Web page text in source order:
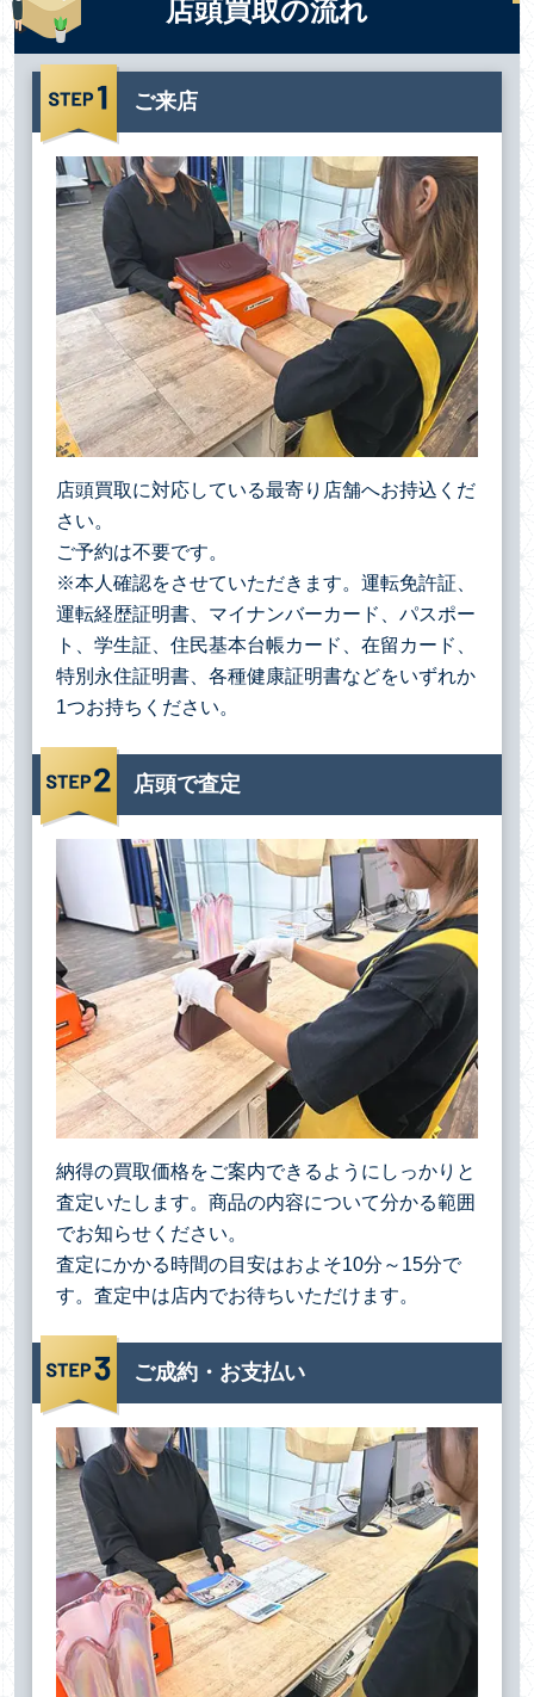
店頭買取の流れ
ご来店
店頭買取に対応している最寄り店舗へお持込くだ
さい。
ご予約は不要です。
※本人確認をさせていただきます。運転免許証、
運転経歴証明書、マイナンバーカード、パスポー
ト、学生証、住民基本台帳カード、在留カード、
特別永住証明書、各種健康証明書などをいずれか
1つお持ちください。
店頭で査定
納得の買取価格をご案内できるようにしっかりと
査定いたします。商品の内容について分かる範囲
でお知らせください。
査定にかかる時間の目安はおよそ10分～15分で
す。査定中は店内でお待ちいただけます。
ご成約・お支払い